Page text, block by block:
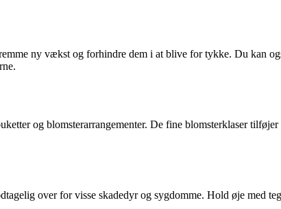
ny vækst og forhindre dem i at blive for tykke. Du kan
og blomsterarrangementer. De fine blomsterklaser
over for visse skadedyr og sygdomme. Hold øje med